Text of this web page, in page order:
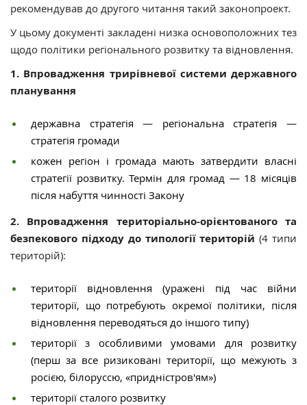
рекомендував до другого читання такий законопроект.
У цьому документі закладені низка основоположних тез
щодо політики регіонального розвитку та відновлення.
1. Впровадження трирівневої системи державного
планування
державна стратегія — регіональна стратегія —
стратегія громади
кожен регіон і громада мають затвердити власні
стратегії розвитку. Термін для громад — 18 місяців
після набуття чинності Закону
2. Впровадження територіально-орієнтованого та
безпекового підходу до типології територій(4 типи
територій):
території відновлення (уражені під час війни
території, що потребують окремої політики, після
відновлення переводяться до іншого типу)
території з особливими умовами для розвитку
(перш за все ризиковані території, що межують з
росією, білоруссю, «придністров'ям»)
території сталого розвитку